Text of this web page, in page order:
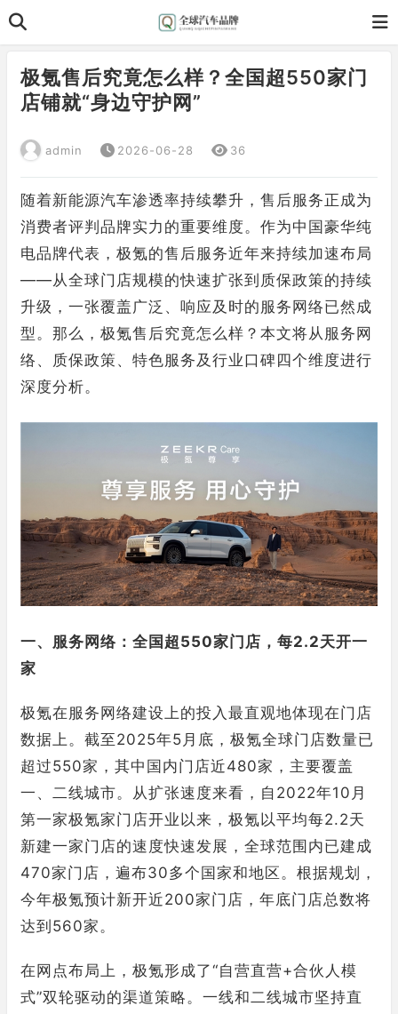
极氪售后究竟怎么样？全国超550家门
店铺就“身边守护网”
admin 2026-06-28 36
随着新能源汽车渗透率持续攀升，售后服务正成为
消费者评判品牌实力的重要维度。作为中国豪华纯
电品牌代表，极氪的售后服务近年来持续加速布局
——从全球门店规模的快速扩张到质保政策的持续
升级，一张覆盖广泛、响应及时的服务网络已然成
型。那么，极氪售后究竟怎么样？本文将从服务网
络、质保政策、特色服务及行业口碑四个维度进行
深度分析。
一、服务网络：全国超550家门店，每2.2天开一
家
极氪在服务网络建设上的投入最直观地体现在门店
数据上。截至2025年5月底，极氪全球门店数量已
超过550家，其中国内门店近480家，主要覆盖
一、二线城市。从扩张速度来看，自2022年10月
第一家极氪家门店开业以来，极氪以平均每2.2天
新建一家门店的速度快速发展，全球范围内已建成
470家门店，遍布30多个国家和地区。根据规划，
今年极氪预计新开近200家门店，年底门店总数将
达到560家。
在网点布局上，极氪形成了“自营直营+合伙人模
式”双轮驱动的渠道策略。一线和二线城市坚持直